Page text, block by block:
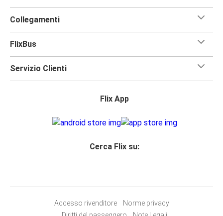
Collegamenti
FlixBus
Servizio Clienti
Flix App
Cerca Flix su:
Accesso rivenditore
Norme privacy